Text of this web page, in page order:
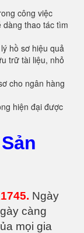
công việc
dàng thao tác tìm
hồ sơ hiệu quả
trữ tài liệu, nhỏ
cho ngân hàng
hiện đại được
Ngày
càng
mọi gia